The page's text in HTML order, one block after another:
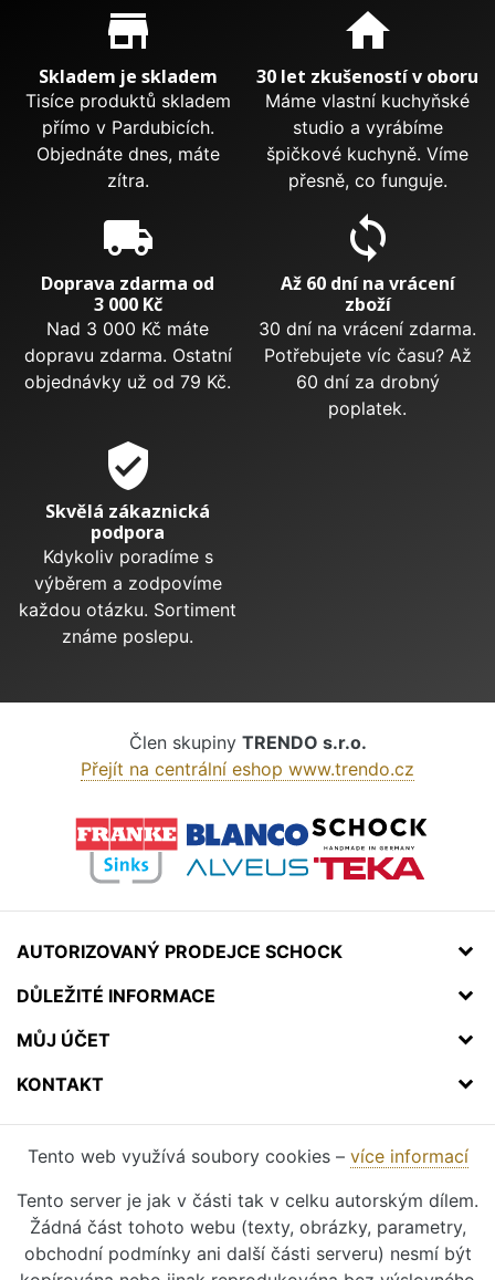
Proč nakupovat u nás?
store_mall_directory
Skladem je skladem
Tisíce produktů skladem
přímo v Pardubicích.
Objednáte dnes, máte
zítra.
home
30 let zkušeností v oboru
Máme vlastní kuchyňské
studio a vyrábíme
špičkové kuchyně. Víme
přesně, co funguje.
local_shipping
Doprava zdarma od
3 000 Kč
Nad 3 000 Kč máte
dopravu zdarma. Ostatní
objednávky už od 79 Kč.
sync
Až 60 dní na vrácení
zboží
30 dní na vrácení zdarma.
Potřebujete víc času? Až
60 dní za drobný
poplatek.
verified_user
Skvělá zákaznická
podpora
Kdykoliv poradíme s
výběrem a zodpovíme
každou otázku. Sortiment
známe poslepu.
Člen skupiny TRENDO s.r.o.
Přejít na centrální eshop www.trendo.cz
AUTORIZOVANÝ PRODEJCE SCHOCK
DŮLEŽITÉ INFORMACE
MŮJ ÚČET
KONTAKT
Tento web využívá soubory cookies – více informací
Tento server je jak v části tak v celku autorským dílem.
Žádná část tohoto webu (texty, obrázky, parametry,
obchodní podmínky ani další části serveru) nesmí být